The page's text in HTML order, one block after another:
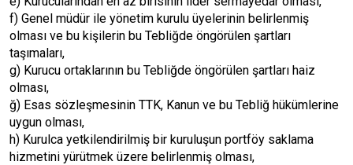
f) Genel müdür ile yönetim kurulu üyelerinin belirlenmiş
olması ve bu kişilerin bu Tebliğde öngörülen şartları
taşımaları,
g) Kurucu ortaklarının bu Tebliğde öngörülen şartları haiz
olması,
ğ) Esas sözleşmesinin TTK, Kanun ve bu Tebliğ hükümlerine
uygun olması,
h) Kurulca yetkilendirilmiş bir kuruluşun portföy saklama
hizmetini yürütmek üzere belirlenmiş olması,